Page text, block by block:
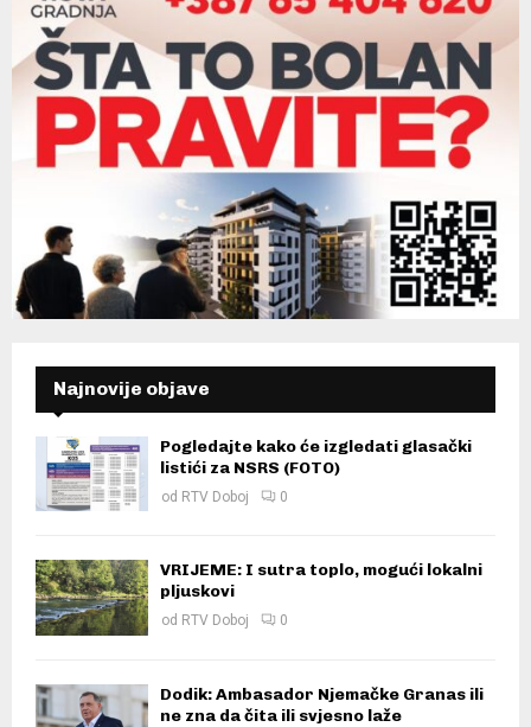
Najnovije objave
Pogledajte kako će izgledati glasački
listići za NSRS (FOTO)
od RTV Doboj 0
VRIJEME: I sutra toplo, mogući lokalni
pljuskovi
od RTV Doboj 0
Dodik: Ambasador Njemačke Granas ili
ne zna da čita ili svjesno laže